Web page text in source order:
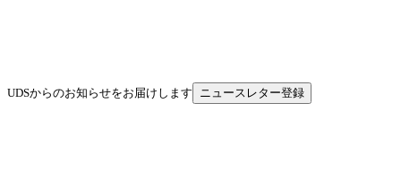
UDSからのお知らせをお届けします ニュースレター登録